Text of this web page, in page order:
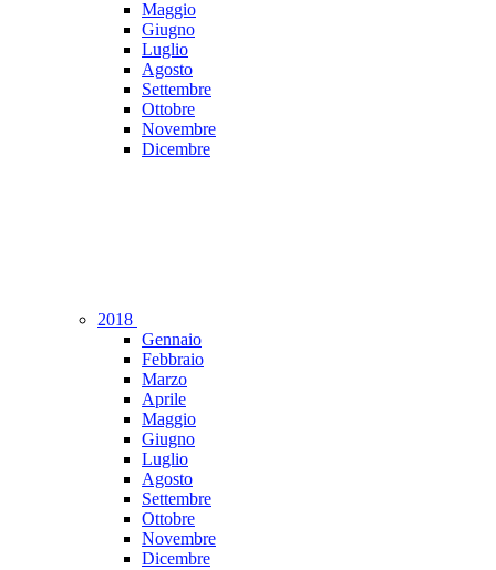
Maggio
Giugno
Luglio
Agosto
Settembre
Ottobre
Novembre
Dicembre
2018
Gennaio
Febbraio
Marzo
Aprile
Maggio
Giugno
Luglio
Agosto
Settembre
Ottobre
Novembre
Dicembre